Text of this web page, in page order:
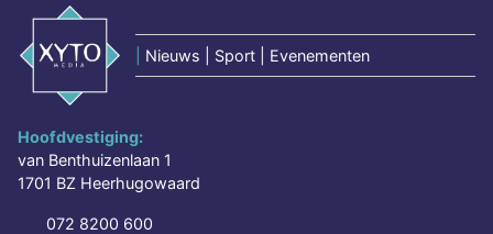
Nieuws | Sport | Evenementen
Hoofdvestiging:
van Benthuizenlaan 1
1701 BZ Heerhugowaard
072 8200 600